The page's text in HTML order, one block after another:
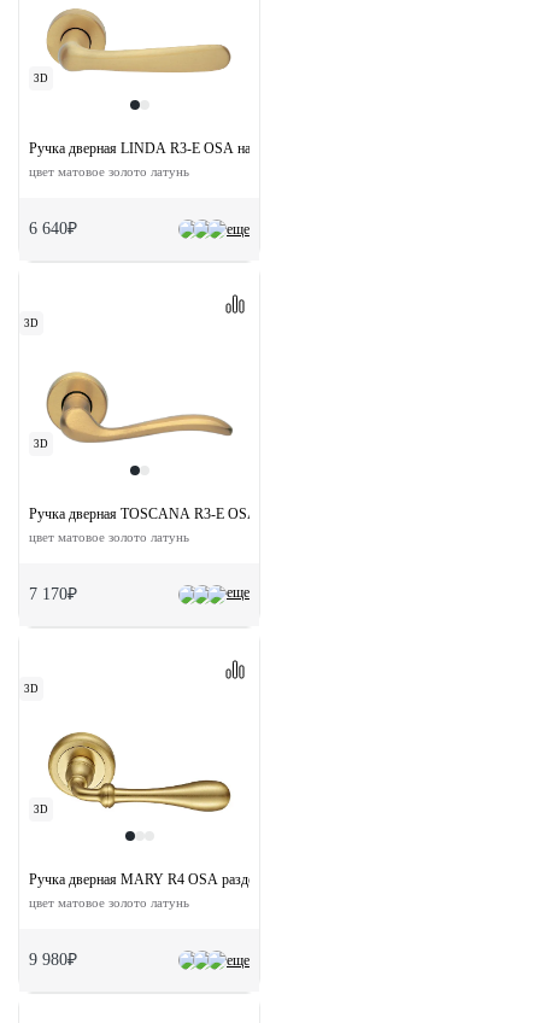
3D
еще
Ручка дверная LINDA R3-E OSA на круглой розетке
цвет матовое золото латунь
6 640₽
3D
3D
еще
Ручка дверная TOSCANA R3-E OSA раздельная на круглой розетке
цвет матовое золото латунь
7 170₽
3D
3D
еще
Ручка дверная MARY R4 OSA раздельная на круглой розетке
цвет матовое золото латунь
9 980₽